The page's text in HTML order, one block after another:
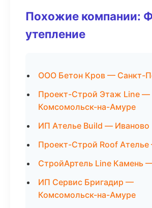
Похожие компании:
утепление
ООО Бетон Кров — Санкт-
Проект-Строй Этаж Line —
Комсомольск-на-Амуре
ИП Ателье Build — Иваново
Проект-Строй Roof
СтройАртель Line Камень
ИП Сервис Бригадир —
Комсомольск-на-Амуре